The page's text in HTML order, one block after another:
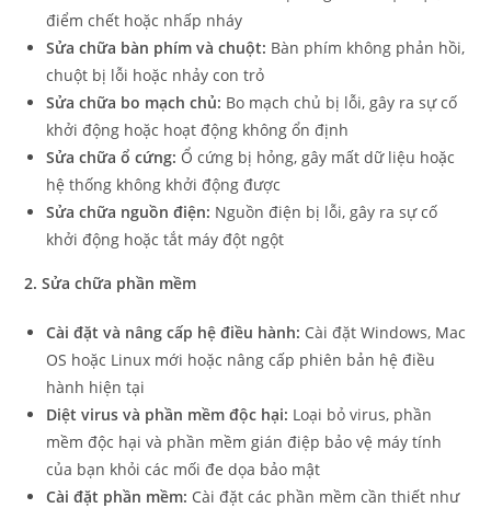
điểm chết hoặc nhấp nháy
Sửa chữa bàn phím và chuột: Bàn phím không phản hồi,
chuột bị lỗi hoặc nhảy con trỏ
Sửa chữa bo mạch chủ: Bo mạch chủ bị lỗi, gây ra sự cố
khởi động hoặc hoạt động không ổn định
Sửa chữa ổ cứng: Ổ cứng bị hỏng, gây mất dữ liệu hoặc
hệ thống không khởi động được
Sửa chữa nguồn điện: Nguồn điện bị lỗi, gây ra sự cố
khởi động hoặc tắt máy đột ngột
2. Sửa chữa phần mềm
Cài đặt và nâng cấp hệ điều hành: Cài đặt Windows, Mac
OS hoặc Linux mới hoặc nâng cấp phiên bản hệ điều
hành hiện tại
Diệt virus và phần mềm độc hại: Loại bỏ virus, phần
mềm độc hại và phần mềm gián điệp bảo vệ máy tính
của bạn khỏi các mối đe dọa bảo mật
Cài đặt phần mềm: Cài đặt các phần mềm cần thiết như